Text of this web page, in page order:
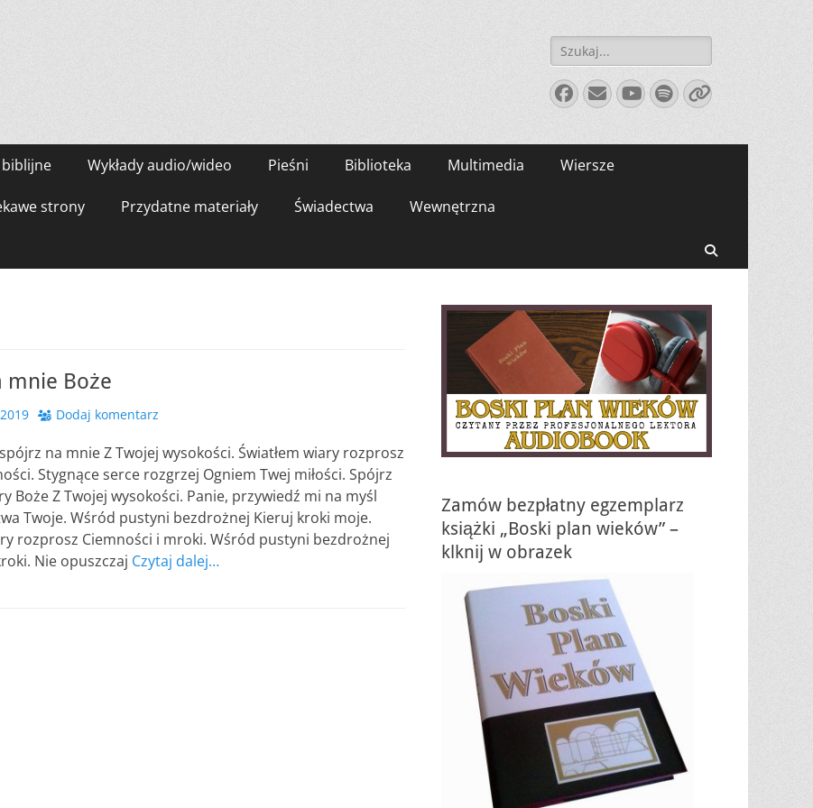
Szukaj:
Facebook
E-
mail
YouTube
Spotify
Link
biblijne Wykłady audio/wideo Pieśni Biblioteka Multimedia Wiersze
strony Przydatne materiały Świadectwa Wewnętrzna
mnie Boże
Dodaj komentarz
na mnie Z Twojej wysokości. Światłem wiary rozprosz
Stygnące serce rozgrzej Ogniem Twej miłości. Spójrz
Boże Z Twojej wysokości. Panie, przywiedź mi na myśl
Twoje. Wśród pustyni bezdrożnej Kieruj kroki moje.
rozprosz Ciemności i mroki. Wśród pustyni bezdrożnej
Nie opuszczaj Czytaj dalej…
Zamów bezpłatny egzemplarz
książki „Boski plan wieków” –
klknij w obrazek